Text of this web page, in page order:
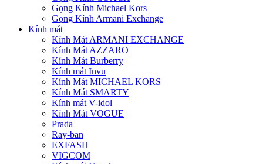
Gọng Kính Michael Kors
Gọng Kính Armani Exchange
Kính mát
Kính Mát ARMANI EXCHANGE
Kính Mát AZZARO
Kính Mát Burberry
Kính mát Invu
Kính Mát MICHAEL KORS
Kính Mát SMARTY
Kính mát V-idol
Kính Mát VOGUE
Prada
Ray-ban
EXFASH
VIGCOM